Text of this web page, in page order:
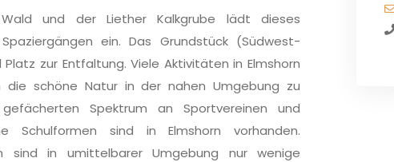
und der Liether Kalkgrube lädt dieses
ein. Das Grundstück (Südwest-
zur Entfaltung. Viele Aktivitäten in Elmshorn
schöne Natur in der nahen Umgebung zu
Spektrum an Sportvereinen und
Schulformen sind in Elmshorn vorhanden.
sind in umittelbarer Umgebung nur wenige